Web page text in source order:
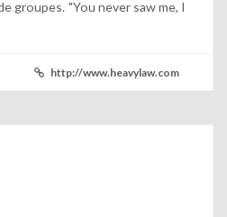
groupes. "You never saw me, I
http://www.heavylaw.com